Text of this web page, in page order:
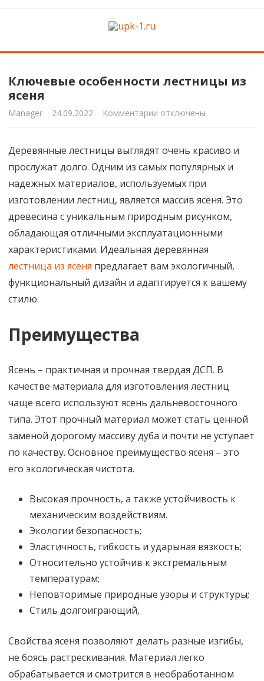
Skip
Ключевые особенности лестницы из
ясеня
Manager 24.09.2022 Комментарии к
Ключевые
особенности
из
ясеня
отключены
Деревянные лестницы выглядят очень красиво и
прослужат долго. Одним из самых популярных и
надежных материалов, используемых при
изготовлении лестниц, является массив ясеня. Это
древесина с уникальным природным рисунком,
обладающая отличными эксплуатационными
характеристиками. Идеальная деревянная
лестница из ясеня предлагает вам экологичный,
функциональный дизайн и адаптируется к вашему
стилю.
Преимущества
Ясень – практичная и прочная твердая ДСП. В
качестве материала для изготовления лестниц
чаще всего используют ясень дальневосточного
типа. Этот прочный материал может стать ценной
заменой дорогому массиву дуба и почти не уступает
по качеству. Основное преимущество ясеня – это
его экологическая чистота.
Высокая прочность, а также устойчивость к
механическим воздействиям.
Экологии безопасность;
Эластичность, гибкость и ударыная вязкость;
Относительно устойчив к экстремальным
температурам;
Неповторимые природные узоры и структуры;
Стиль долгоиграющий,
Свойства ясеня позволяют делать разные изгибы,
не боясь растрескивания. Материал легко
обрабатывается и смотрится в необработанном